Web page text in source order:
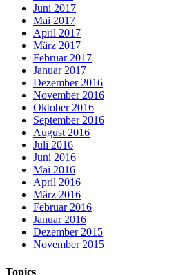
Juni 2017
Mai 2017
April 2017
März 2017
Februar 2017
Januar 2017
Dezember 2016
November 2016
Oktober 2016
September 2016
August 2016
Juli 2016
Juni 2016
Mai 2016
April 2016
März 2016
Februar 2016
Januar 2016
Dezember 2015
November 2015
Topics